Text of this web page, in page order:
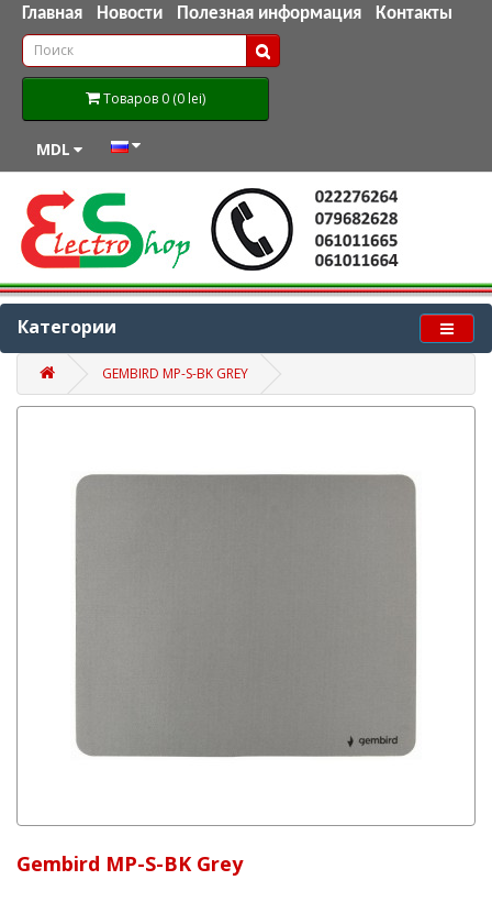
Главная Новости Полезная информация Контакты
Товаров 0 (0 lei)
MDL
Категории
GEMBIRD MP-S-BK GREY
Gembird MP-S-BK Grey